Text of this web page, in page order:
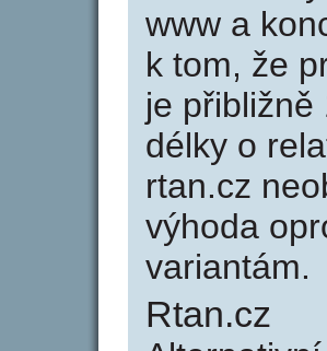
www a
k tom, že
je přibližně
délky o
rtan.cz
výhoda
variantám.
Rtan.cz